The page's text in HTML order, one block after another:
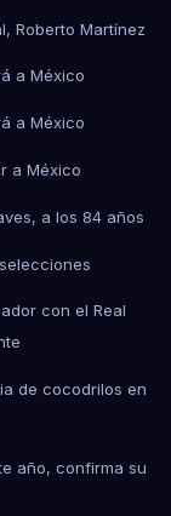
Roberto Martínez
a México
a México
a México
a los 84 años
con el Real
de cocodrilos en
año, confirma su